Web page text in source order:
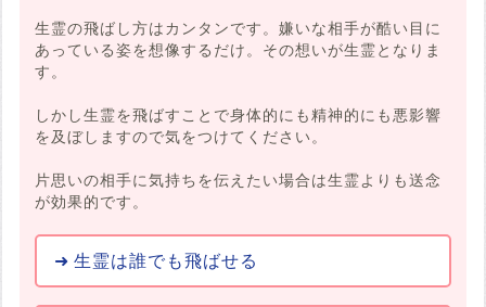
生霊の飛ばし方はカンタンです。嫌いな相手が酷い目に
あっている姿を想像するだけ。その想いが生霊となりま
す。
しかし生霊を飛ばすことで身体的にも精神的にも悪影響
を及ぼしますので気をつけてください。
片思いの相手に気持ちを伝えたい場合は生霊よりも送念
が効果的です。
生霊は誰でも飛ばせる